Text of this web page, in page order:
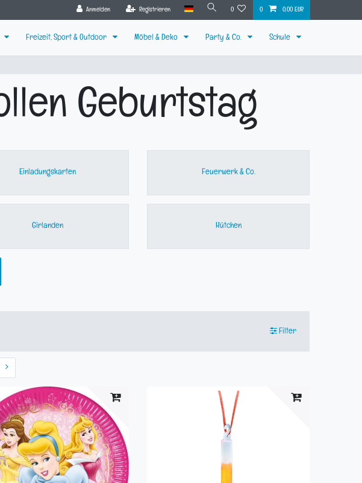
Anmelden Registrieren 0 0 0,00 EUR
Freizeit, Sport & Outdoor Möbel & Deko Party & Co. Schule
Geburtstag
Einladungskarten Feuerwerk & Co.
Girlanden Hütchen
Filter